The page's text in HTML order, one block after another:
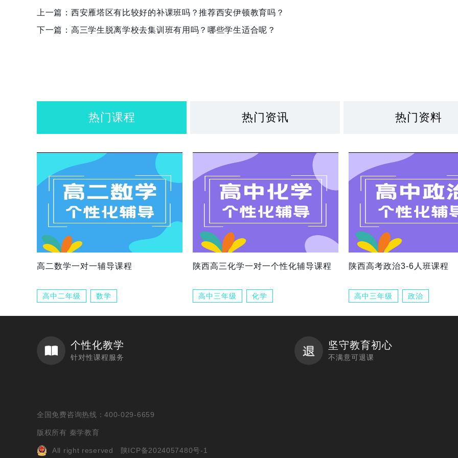
上一篇： 西安雁塔区有比较好的补课班吗？推荐西安伊顿教育吗？
下一篇： 高三学生脱离学校去集训班有用吗？哪些学生适合呢？
热门课程 热门资讯 热门资料
高二数学一对一辅导课程
高中二年级 数学
陕西高三化学一对一个性化辅导课程
高中三年级 化学
陕西高考政治3-6人班课程
高中三年级 政治
个性化教学
针对性课程服务
坚守教育初心
不满意可退课
全国免费咨询热线：400-029-6659
版权所有 秦学教育
All right reserved 陕ICP备2024057480号-1